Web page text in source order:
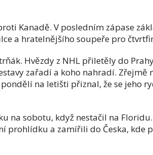
Kanadě. V posledním zápase
a hratelnějšího soupeře pro
Hvězdy z NHL přiletěly do
zařadí a koho nahradí. Zřejmě
na letišti přiznal, že se jeho
na sobotu, když nestačil na
prohlídku a zamířili do Česka, kde